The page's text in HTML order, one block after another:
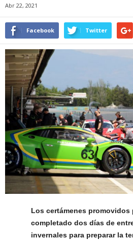
Abr 22, 2021
Facebook Twitter
Los certámenes promovidos
completado dos días de
invernales para preparar la